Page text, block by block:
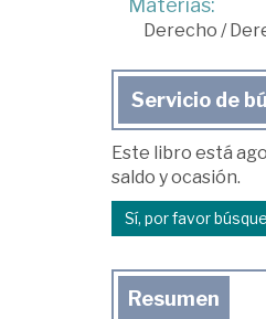
Derecho /
Servicio de
Este libro está
saldo y ocasión.
Sí, por favor
Resumen